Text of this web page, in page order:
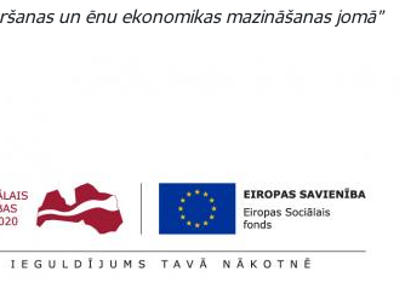
un ēnu ekonomikas mazināšanas jomā”